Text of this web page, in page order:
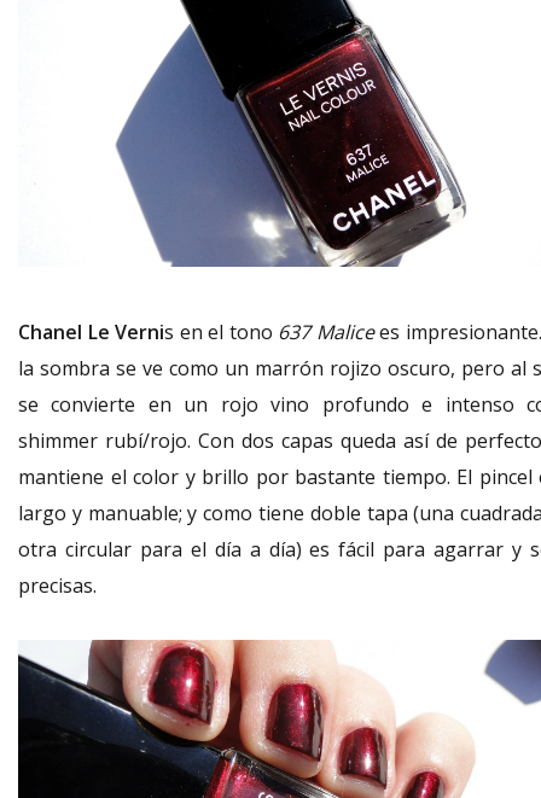
Chanel Le Vernis en el tono 637 Malicees
la sombra se ve como un marrón rojizo oscuro, pero al
se convierte en un rojo vino profundo e intenso
shimmer rubí/rojo. Con dos capas queda así de
mantiene el color y brillo por bastante tiempo. El pincel
largo y manuable; y como tiene doble tapa (una
otra circular para el día a día) es fácil para agarrar y
precisas.